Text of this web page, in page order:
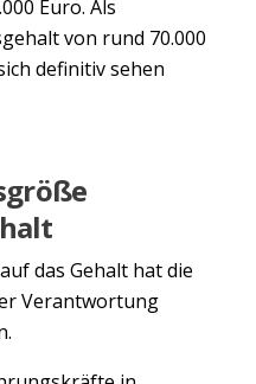
Euro. Als
von rund 70.000
definitiv sehen
das Gehalt hat die
Verantwortung